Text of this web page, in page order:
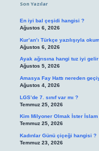
Son Yazılar
En iyi bal çeşidi hangisi ?
Ağustos 6, 2026
Kur’an’ı Türkçe yazılışıyla
Ağustos 6, 2026
Ayak ağrısına hangi tuz iyi gelir
Ağustos 5, 2026
Amasya Fay Hattı nereden
Ağustos 4, 2026
LGS’de 7. sınıf var mı ?
Temmuz 25, 2026
Kim Milyoner Olmak İster İslam
Temmuz 25, 2026
Kadınlar Günü çiçeği hangisi ?
Temmuz 23, 2026